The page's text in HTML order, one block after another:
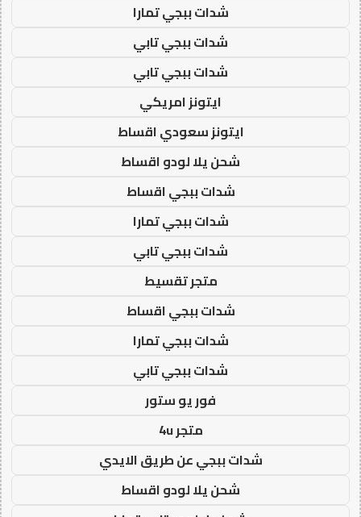
شدات ببجي تمارا
شدات ببجي تابي
شدات ببجي تابي
ايتونز امريكي
ايتونز سعودي اقساط
شحن يلا لودو اقساط
شدات ببجي اقساط
شدات ببجي تمارا
شدات ببجي تابي
متجر تقسيط
شدات ببجي اقساط
شدات ببجي تمارا
شدات ببجي تابي
فور يو ستور
متجر 4u
شدات ببجي عن طريق الايدي
شحن يلا لودو اقساط